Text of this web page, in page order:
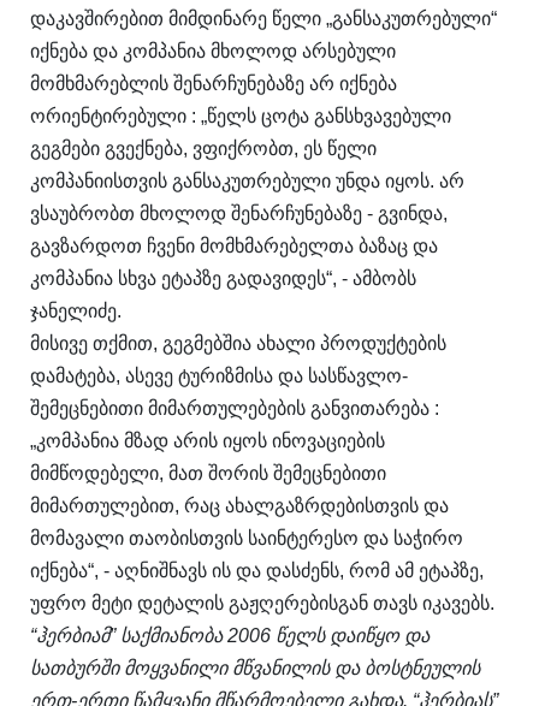
დაკავშირებით მიმდინარე წელი „განსაკუთრებული“
იქნება და კომპანია მხოლოდ არსებული
მომხმარებლის შენარჩუნებაზე არ იქნება
ორიენტირებული : „წელს ცოტა განსხვავებული
გეგმები გვექნება, ვფიქრობთ, ეს წელი
კომპანიისთვის განსაკუთრებული უნდა იყოს. არ
ვსაუბრობთ მხოლოდ შენარჩუნებაზე - გვინდა,
გავზარდოთ ჩვენი მომხმარებელთა ბაზაც და
კომპანია სხვა ეტაპზე გადავიდეს“, - ამბობს
ჯანელიძე.
მისივე თქმით, გეგმებშია ახალი პროდუქტების
დამატება, ასევე ტურიზმისა და სასწავლო-
შემეცნებითი მიმართულებების განვითარება :
„კომპანია მზად არის იყოს ინოვაციების
მიმწოდებელი, მათ შორის შემეცნებითი
მიმართულებით, რაც ახალგაზრდებისთვის და
მომავალი თაობისთვის საინტერესო და საჭირო
იქნება“, - აღნიშნავს ის და დასძენს, რომ ამ ეტაპზე,
უფრო მეტი დეტალის გაჟღერებისგან თავს იკავებს.
“ჰერბიამ” საქმიანობა 2006 წელს დაიწყო და
სათბურში მოყვანილი მწვანილის და ბოსტნეულის
ერთ-ერთი წამყვანი მწარმოებელი გახდა. “ჰერბიას”